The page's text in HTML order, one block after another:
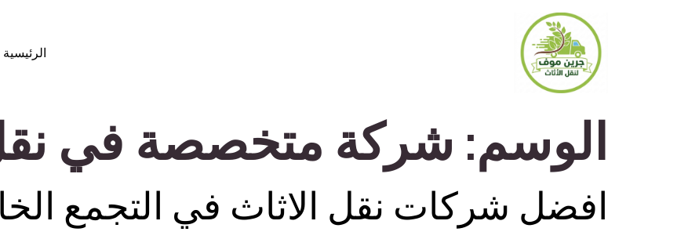
الرئيسية
الوسم: شركة متخصصة في
افضل شركات نقل الاثاث في التجمع